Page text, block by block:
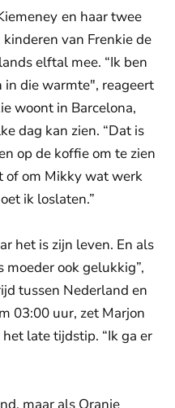
en haar twee
van Frenkie de
elftal mee. “Ik ben
in die warmte", reageert
woont in Barcelona,
dag kan zien. “Dat is
op de koffie om te zien
of om Mikky wat werk
ik loslaten.”
het is zijn leven. En als
ook gelukkig”,
tussen Nederland en
03:00 uur, zet Marjon
late tijdstip. “Ik ga er